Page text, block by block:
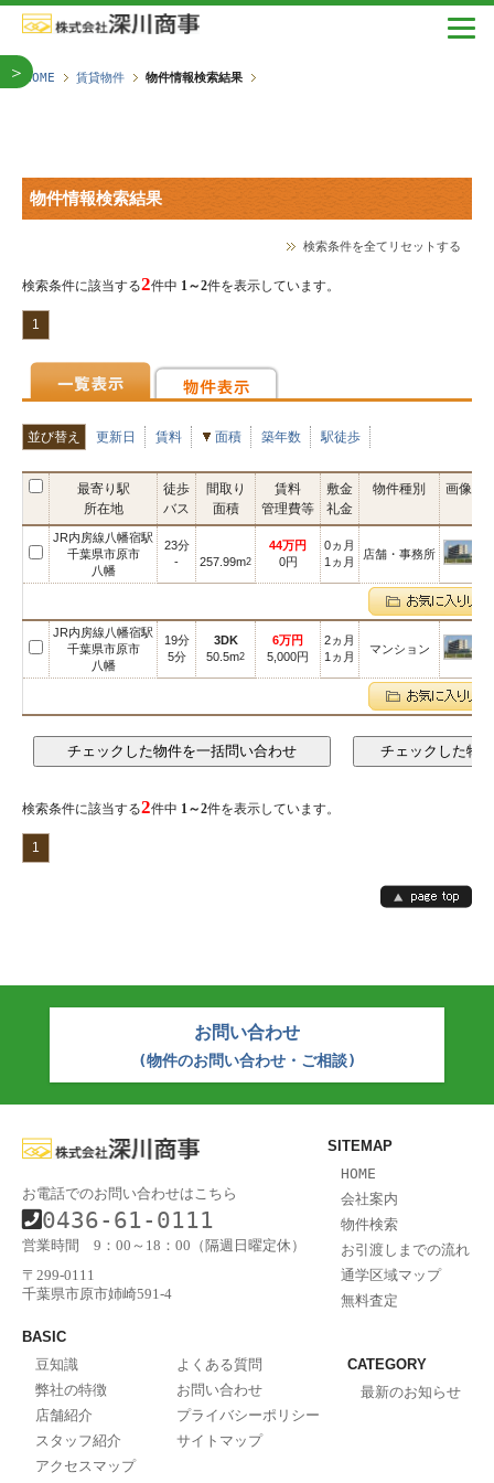
HOME 賃貸物件 物件情報検索結果
＞
物件情報検索結果
検索条件を全てリセットする
検索条件に該当する2件中 1～2件を表示しています。
1
並び替え 更新日 賃料 面積 築年数 駅徒歩
最寄り駅
所在地
徒歩
バス
間取り
面積
賃料
管理費等
敷金
礼金
物件種別 画像
JR内房線八幡宿駅
千葉県市原市
八幡
23分
-
257.99m2
44万円
0円
0ヵ月
1ヵ月
店舗・事務所
JR内房線八幡宿駅
千葉県市原市
八幡
19分
5分
3DK
50.5m2
6万円
5,000円
2ヵ月
1ヵ月
マンション
検索条件に該当する2件中 1～2件を表示しています。
1
お問い合わせ
(物件のお問い合わせ・ご相談)
お電話でのお問い合わせはこちら
0436-61-0111
営業時間 9：00～18：00（隔週日曜定休）
〒299-0111
千葉県市原市姉崎591-4
SITEMAP
HOME
会社案内
物件検索
お引渡しまでの流れ
通学区域マップ
無料査定
BASIC
豆知識
弊社の特徴
店舗紹介
スタッフ紹介
アクセスマップ
よくある質問
お問い合わせ
プライバシーポリシー
サイトマップ
CATEGORY
最新のお知らせ